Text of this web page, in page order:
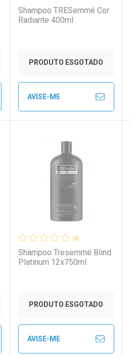
Ver Desconto Convênio
Shampoo TRESemmé Cor
Radiante 400ml
PRODUTO ESGOTADO
AVISE-ME
Laboratório
Ver Desconto Convênio
Por Menos
(0)
Shampoo Tresemmé Blind
Platinum 12x750ml
PRODUTO ESGOTADO
AVISE-ME